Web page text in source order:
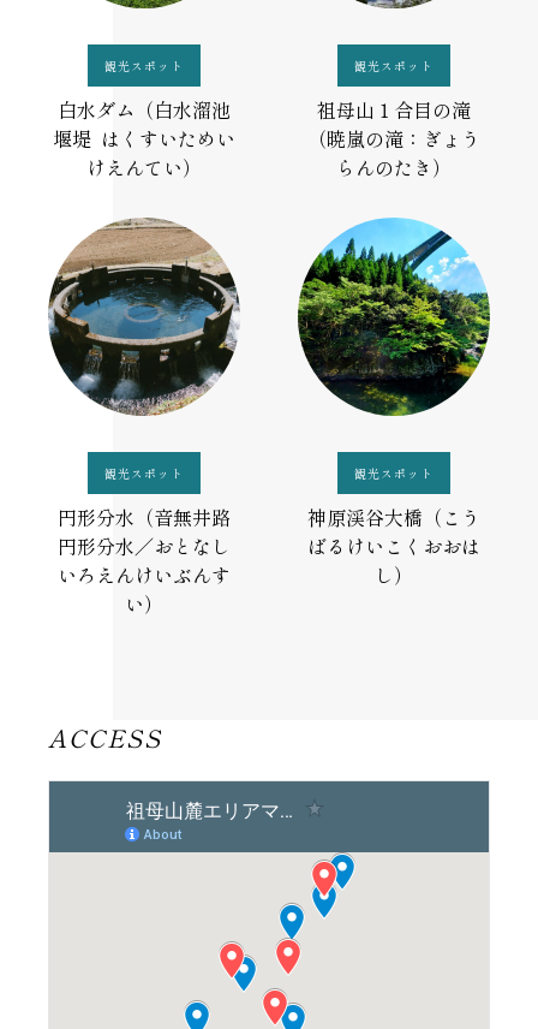
観光スポット
白水ダム（白水溜池
堰堤 はくすいためい
けえんてい）
観光スポット
祖母山１合目の滝
（暁嵐の滝：ぎょう
らんのたき）
観光スポット
円形分水（音無井路
円形分水／おとなし
いろえんけいぶんす
い）
観光スポット
神原渓谷大橋（こう
ばるけいこくおおは
し）
ACCESS